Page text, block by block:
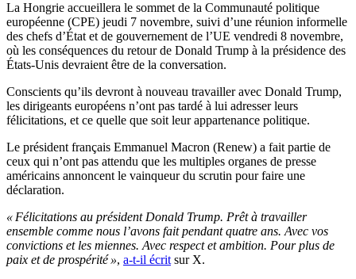
La Hongrie accueillera le sommet de la Communauté politique
européenne (CPE) jeudi 7 novembre, suivi d’une réunion informelle
des chefs d’État et de gouvernement de l’UE vendredi 8 novembre,
où les conséquences du retour de Donald Trump à la présidence des
États-Unis devraient être de la conversation.
Conscients qu’ils devront à nouveau travailler avec Donald Trump,
les dirigeants européens n’ont pas tardé à lui adresser leurs
félicitations, et ce quelle que soit leur appartenance politique.
Le président français Emmanuel Macron (Renew) a fait partie de
ceux qui n’ont pas attendu que les multiples organes de presse
américains annoncent le vainqueur du scrutin pour faire une
déclaration.
« Félicitations au président Donald Trump. Prêt à travailler
ensemble comme nous l’avons fait pendant quatre ans. Avec vos
convictions et les miennes. Avec respect et ambition. Pour plus de
paix et de prospérité », a-t-il écrit sur X.